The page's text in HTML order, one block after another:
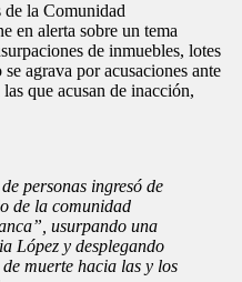
de la Comunidad
en alerta sobre un tema
de inmuebles, lotes
agrava por acusaciones ante
que acusan de inacción,
personas ingresó de
de la comunidad
usurpando una
López y desplegando
muerte hacia las y los